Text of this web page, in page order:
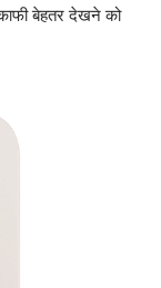
बेहतर देखने को